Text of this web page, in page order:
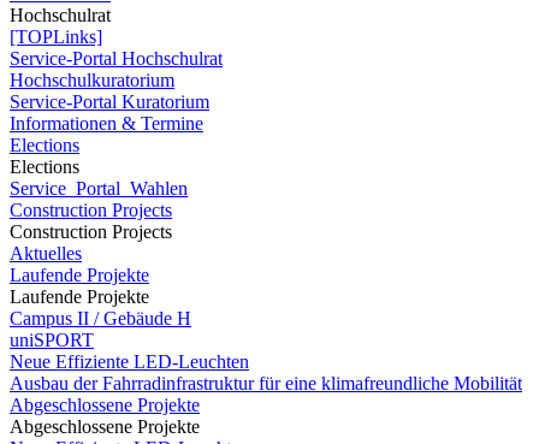
Hochschulrat
[TOPLinks]
Service-Portal Hochschulrat
Hochschulkuratorium
Service-Portal Kuratorium
Informationen & Termine
Elections
Elections
Service_Portal_Wahlen
Construction Projects
Construction Projects
Aktuelles
Laufende Projekte
Laufende Projekte
Campus II / Gebäude H
uniSPORT
Neue Effiziente LED-Leuchten
Ausbau der Fahrradinfrastruktur für eine klimafreundliche Mobilität
Abgeschlossene Projekte
Abgeschlossene Projekte